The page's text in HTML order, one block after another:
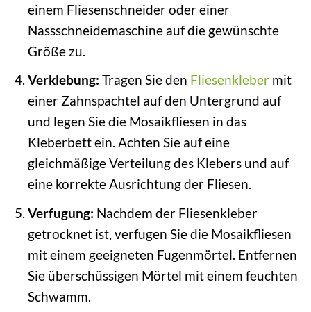
einem Fliesenschneider oder einer
Nassschneidemaschine auf die gewünschte
Größe zu.
Verklebung: Tragen Sie den Fliesenklebermit
einer Zahnspachtel auf den Untergrund auf
und legen Sie die Mosaikfliesen in das
Kleberbett ein. Achten Sie auf eine
gleichmäßige Verteilung des Klebers und auf
eine korrekte Ausrichtung der Fliesen.
Verfugung: Nachdem der Fliesenkleber
getrocknet ist, verfugen Sie die Mosaikfliesen
mit einem geeigneten Fugenmörtel. Entfernen
Sie überschüssigen Mörtel mit einem feuchten
Schwamm.